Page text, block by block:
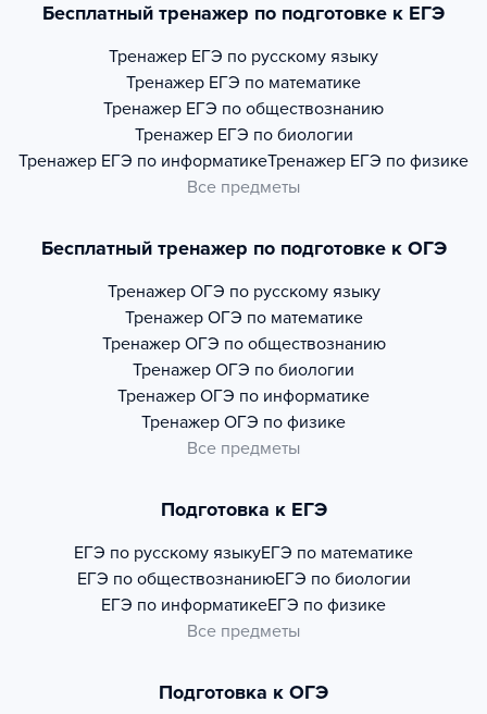
Бесплатный тренажер по подготовке к ЕГЭ
Тренажер ЕГЭ по русскому языку
Тренажер ЕГЭ по математике
Тренажер ЕГЭ по обществознанию
Тренажер ЕГЭ по биологии
Тренажер ЕГЭ по информатикеТренажер ЕГЭ по физике
Все предметы
Бесплатный тренажер по подготовке к ОГЭ
Тренажер ОГЭ по русскому языку
Тренажер ОГЭ по математике
Тренажер ОГЭ по обществознанию
Тренажер ОГЭ по биологии
Тренажер ОГЭ по информатике
Тренажер ОГЭ по физике
Все предметы
Подготовка к ЕГЭ
ЕГЭ по русскому языкуЕГЭ по математике
ЕГЭ по обществознаниюЕГЭ по биологии
ЕГЭ по информатикеЕГЭ по физике
Все предметы
Подготовка к ОГЭ